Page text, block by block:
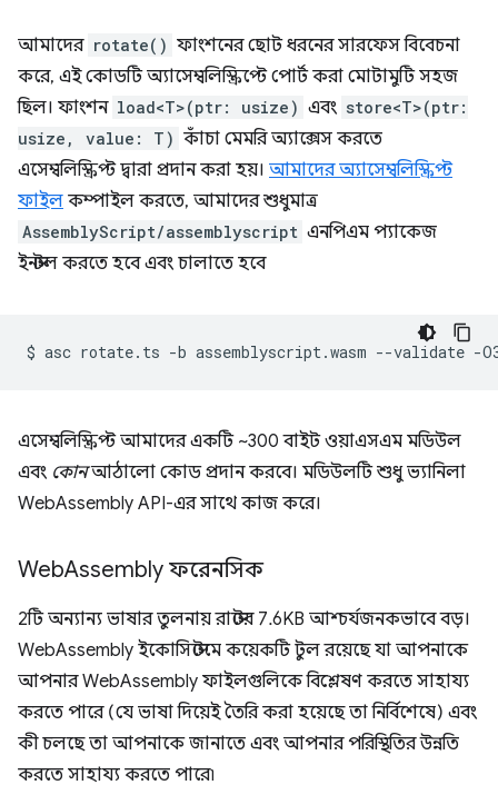
আমাদের rotate() ফাংশনের ছোট ধরনের সারফেস বিবেচনা
করে, এই কোডটি অ্যাসেম্বলিস্ক্রিপ্টে পোর্ট করা মোটামুটি সহজ
ছিল। ফাংশন load<T>(ptr: usize) এবং store<T>(ptr:
usize, value: T) কাঁচা মেমরি অ্যাক্সেস করতে
এসেম্বলিস্ক্রিপ্ট দ্বারা প্রদান করা হয়। আমাদের অ্যাসেম্বলিস্ক্রিপ্ট
ফাইল কম্পাইল করতে, আমাদের শুধুমাত্র
AssemblyScript/assemblyscript এনপিএম প্যাকেজ
ইনস্টল করতে হবে এবং চালাতে হবে
$ asc rotate.ts -b assemblyscript.wasm --validate
এসেম্বলিস্ক্রিপ্ট আমাদের একটি ~300 বাইট ওয়াএসএম মডিউল
এবং কোনআঠালো কোড প্রদান করবে। মডিউলটি শুধু ভ্যানিলা
WebAssembly API-এর সাথে কাজ করে।
WebAssembly ফরেনসিক
2টি অন্যান্য ভাষার তুলনায় রাস্টের 7.6KB আশ্চর্যজনকভাবে বড়।
WebAssembly ইকোসিস্টেমে কয়েকটি টুল রয়েছে যা আপনাকে
আপনার WebAssembly ফাইলগুলিকে বিশ্লেষণ করতে সাহায্য
করতে পারে (যে ভাষা দিয়েই তৈরি করা হয়েছে তা নির্বিশেষে) এবং
কী চলছে তা আপনাকে জানাতে এবং আপনার পরিস্থিতির উন্নতি
করতে সাহায্য করতে পারে৷